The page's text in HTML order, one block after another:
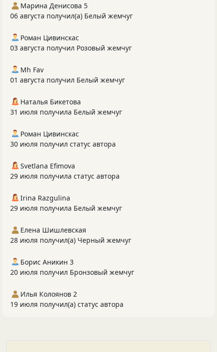
Марина Денисова 5
06 августа получил(а) Белый жемчуг
Роман Цивинскас
03 августа получил Розовый жемчуг
Mh Fav
01 августа получил Белый жемчуг
Наталья Бикетова
31 июля получила Белый жемчуг
Роман Цивинскас
30 июля получил статус автора
Svetlana Efimova
29 июля получила статус автора
Irina Razgulina
29 июля получила Белый жемчуг
Елена Шишлевская
28 июля получил(а) Черный жемчуг
Борис Аникин 3
20 июля получил Бронзовый жемчуг
Илья Колоянов 2
19 июля получил(а) статус автора